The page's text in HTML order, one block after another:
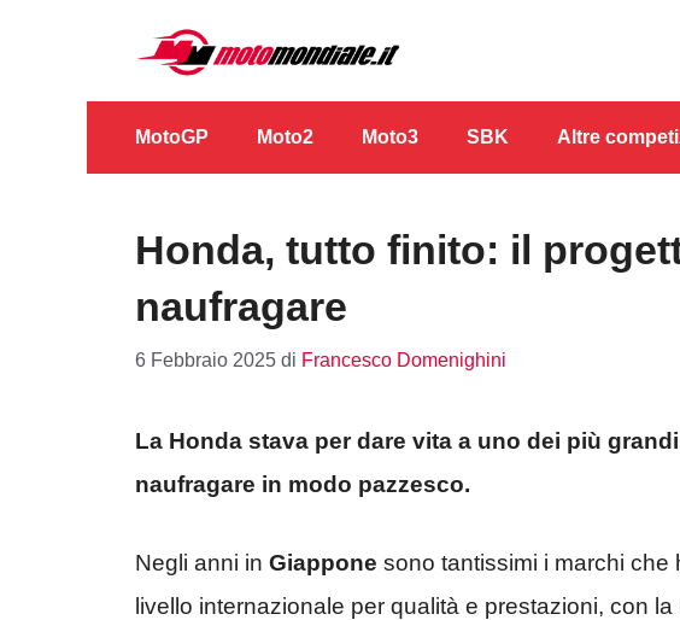
contenuto
MotoGP Moto2 Moto3 SBK Altre
Honda, tutto finito: il
naufragare
6 Febbraio 2025 di Francesco Domenighini
La Honda stava per dare vita a uno dei più
naufragare in modo pazzesco.
Negli anni in Giappone sono tantissimi i marchi
livello internazionale per qualità e prestazioni, con la